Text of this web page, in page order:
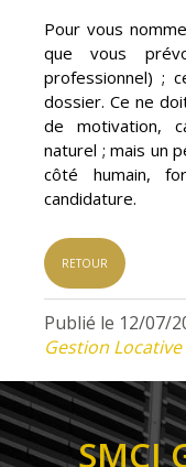
Pour vous
que vous
professionnel) ;
dossier. Ce ne
de motivation,
naturel ; mais un
côté humain,
candidature.
RETOUR
Publié le 12/07/
Gestion Locative
SMCI